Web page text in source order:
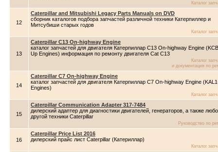
Каталог
12
Caterpillar and Mitsubishi Legacy Parts Manuals on DVD
сборник каталогов подбора запчастей различной техники Катерпиллер и
Митсубиши старых годов
Каталог
13
Caterpillar C13 On-highway Engine
каталог запчастей для двигателя Катерпиллар C13 On-highway Engine
Up Engines) информация по ремонту двигателя Cat C13
Каталог
и документация по
14
Caterpillar C7 On-highway Engine
каталог запчастей для двигателя Катерпиллар C7 On-highway Engine
Engines)
Каталог
15
Caterpillar Communication Adapter 317-7484
дилерский адаптер для диагностики двигателей, генераторов, а также
другой техники Caterpillar
Руководство по
16
Caterpillar Price List 2016
дилерский прайс лист Caterpillar (Катериллар)
Каталог